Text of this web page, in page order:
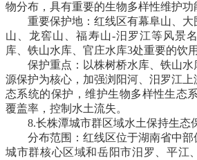
物分布，具有重要的生物多样性维护功
重要保护地：红线区有幕阜山、大
山、龙窖山、福寿山-汨罗江等风景
库、铁山水库、官庄水库3处重要的饮
保护重点：以株树桥水库、铁山水
源保护为核心，加强浏阳河、汨罗江
态系统的保护，维护生物多样性生态
覆盖率，控制水土流失。
8.长株潭城市群区域水土保持生态保
分布范围：红线区位于湖南省中部
城市群核心区域和岳阳市汨罗、平江